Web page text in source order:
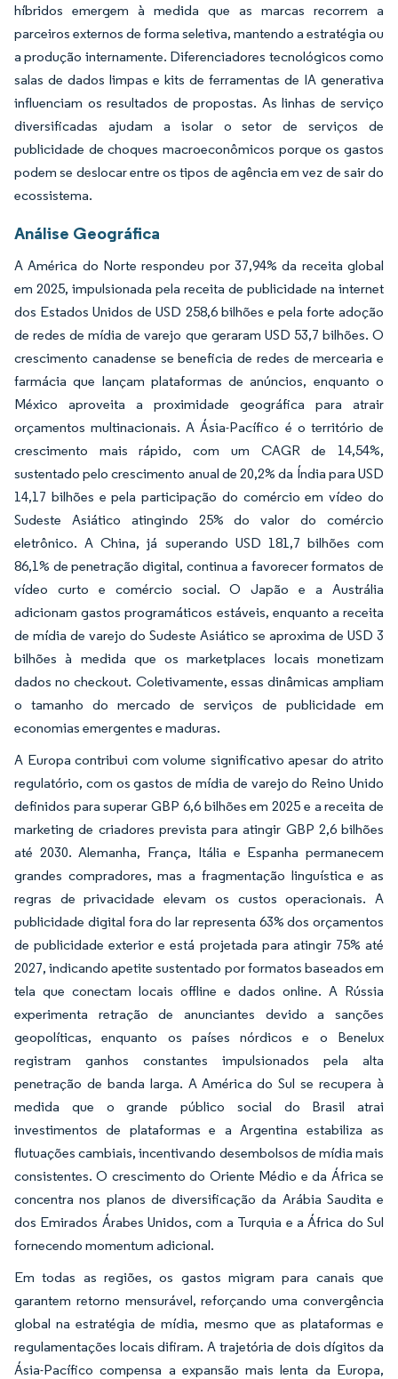
híbridos emergem à medida que as marcas recorrem a
parceiros externos de forma seletiva, mantendo a estratégia ou
a produção internamente. Diferenciadores tecnológicos como
salas de dados limpas e kits de ferramentas de IA generativa
influenciam os resultados de propostas. As linhas de serviço
diversificadas ajudam a isolar o setor de serviços de
publicidade de choques macroeconômicos porque os gastos
podem se deslocar entre os tipos de agência em vez de sair do
ecossistema.
Análise Geográfica
A América do Norte respondeu por 37,94% da receita global
em 2025, impulsionada pela receita de publicidade na internet
dos Estados Unidos de USD 258,6 bilhões e pela forte adoção
de redes de mídia de varejo que geraram USD 53,7 bilhões. O
crescimento canadense se beneficia de redes de mercearia e
farmácia que lançam plataformas de anúncios, enquanto o
México aproveita a proximidade geográfica para atrair
orçamentos multinacionais. A Ásia-Pacífico é o território de
crescimento mais rápido, com um CAGR de 14,54%,
sustentado pelo crescimento anual de 20,2% da Índia para USD
14,17 bilhões e pela participação do comércio em vídeo do
Sudeste Asiático atingindo 25% do valor do comércio
eletrônico. A China, já superando USD 181,7 bilhões com
86,1% de penetração digital, continua a favorecer formatos de
vídeo curto e comércio social. O Japão e a Austrália
adicionam gastos programáticos estáveis, enquanto a receita
de mídia de varejo do Sudeste Asiático se aproxima de USD 3
bilhões à medida que os marketplaces locais monetizam
dados no checkout. Coletivamente, essas dinâmicas ampliam
o tamanho do mercado de serviços de publicidade em
economias emergentes e maduras.
A Europa contribui com volume significativo apesar do atrito
regulatório, com os gastos de mídia de varejo do Reino Unido
definidos para superar GBP 6,6 bilhões em 2025 e a receita de
marketing de criadores prevista para atingir GBP 2,6 bilhões
até 2030. Alemanha, França, Itália e Espanha permanecem
grandes compradores, mas a fragmentação linguística e as
regras de privacidade elevam os custos operacionais. A
publicidade digital fora do lar representa 63% dos orçamentos
de publicidade exterior e está projetada para atingir 75% até
2027, indicando apetite sustentado por formatos baseados em
tela que conectam locais offline e dados online. A Rússia
experimenta retração de anunciantes devido a sanções
geopolíticas, enquanto os países nórdicos e o Benelux
registram ganhos constantes impulsionados pela alta
penetração de banda larga. A América do Sul se recupera à
medida que o grande público social do Brasil atrai
investimentos de plataformas e a Argentina estabiliza as
flutuações cambiais, incentivando desembolsos de mídia mais
consistentes. O crescimento do Oriente Médio e da África se
concentra nos planos de diversificação da Arábia Saudita e
dos Emirados Árabes Unidos, com a Turquia e a África do Sul
fornecendo momentum adicional.
Em todas as regiões, os gastos migram para canais que
garantem retorno mensurável, reforçando uma convergência
global na estratégia de mídia, mesmo que as plataformas e
regulamentações locais difiram. A trajetória de dois dígitos da
Ásia-Pacífico compensa a expansão mais lenta da Europa,